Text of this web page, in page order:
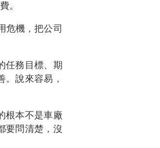
。
危機，把公司
任務目標、期
說來容易，
根本不是車廠
要問清楚，沒